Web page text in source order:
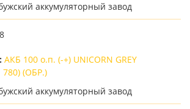
аккумуляторный завод
АКБ 100 о.п. (-+) UNICORN GREY
780) (ОБР.)
аккумуляторный завод